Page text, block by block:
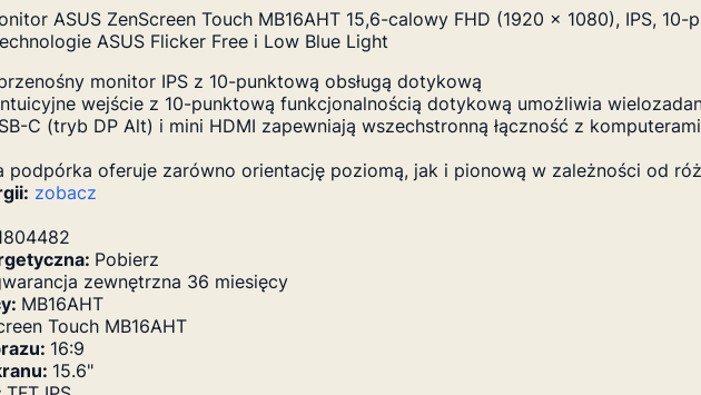
ASUS ZenScreen Touch MB16AHT 15,6-calowy FHD (1920 x 1080), IPS,
ASUS Flicker Free i Low Blue Light
monitor IPS z 10-punktową obsługą dotykową
wejście z 10-punktową funkcjonalnością dotykową umożliwia
C (tryb DP Alt) i mini HDMI zapewniają wszechstronną łączność z
podpórka oferuje zarówno orientację poziomą, jak i pionową w zależności od
zobacz
Pobierz
zewnętrzna 36 miesięcy
MB16AHT
Touch MB16AHT
16:9
15.6"